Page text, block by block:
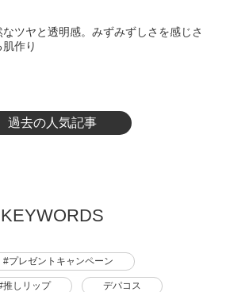
なツヤと透明感。みずみずしさを感じさ
作り
過去の人気記事
KEYWORDS
#プレゼントキャンペーン
推しリップ デパコス